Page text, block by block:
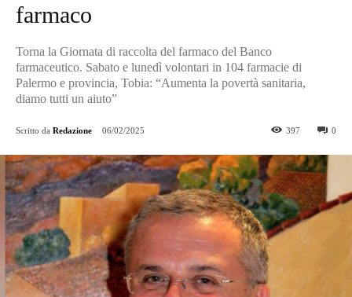
farmaco
Torna la Giornata di raccolta del farmaco del Banco
farmaceutico. Sabato e lunedì volontari in 104 farmacie di
Palermo e provincia, Tobia: “Aumenta la povertà sanitaria,
diamo tutti un aiuto”
Scritto da Redazione 06/02/2025 0
397